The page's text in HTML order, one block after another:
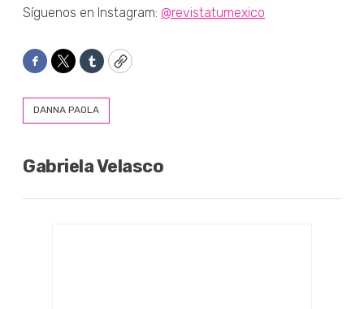
Síguenos en Instagram: @revistatumexico
Facebook
TwitterTumblrCopy
DANNA PAOLA
Gabriela Velasco